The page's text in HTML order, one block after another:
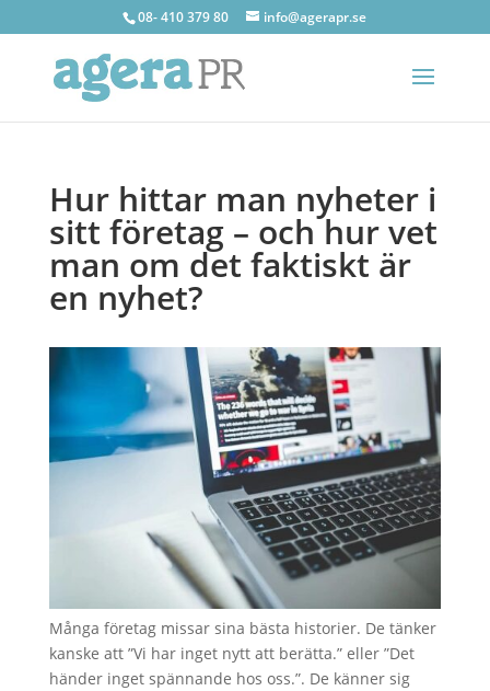
08- 410 379 80 info@agerapr.se
Hur hittar man nyheter i
sitt företag – och hur vet
man om det faktiskt är
en nyhet?
Många företag missar sina bästa historier. De tänker
kanske att ”Vi har inget nytt att berätta.” eller ”Det
händer inget spännande hos oss.”. De känner sig